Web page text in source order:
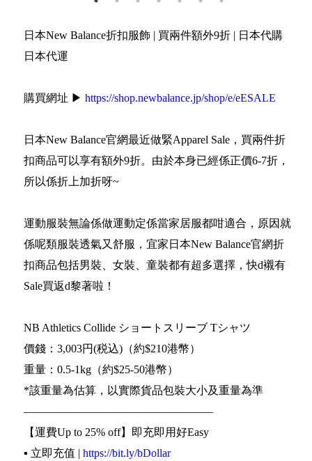
日本New Balance折扣服飾 | 買兩件額外9折 | 日本代購
日本代運
購買網址 ▶ https://shop.newbalance.jp/shop/e/eESALE
日本New Balance官網最近做緊Apparel Sale，買兩件折
扣商品可以享有額外9折。由於本身已經係正價6-7折，
所以係折上加折呀~
運動服裝無論係做運動定係當家居服都咁適合，原因就
係呢類服裝透氣又舒服，宜家日本New Balance官網折
扣商品包括男裝、女裝、童裝都有超多選擇，快d襯有
Sale買返d黎著啦！
NB Athletics Collide ショートスリーブ Tシャツ
價錢：3,003円(税込)（約$210港幣）
重量：0.5-1kg（約$25-50港幣）
*該重量為估算，以實際貨品包裝大小及重量為準
—————————————————
【運費Up to 25% off】即充即用好Easy
▪️ 立即充值 | https://bit.ly/bDollar